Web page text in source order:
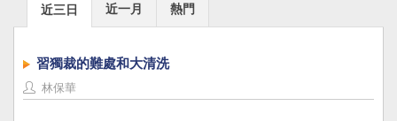
近三日 近一月 熱門
習獨裁的難處和大清洗
林保華